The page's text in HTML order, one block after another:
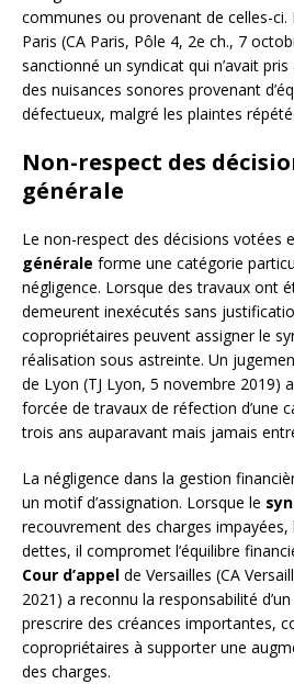
communes ou provenant de celles-ci.
Paris (CA Paris, Pôle 4, 2e ch., 7
sanctionné un syndicat qui n’avait
des nuisances sonores provenant
défectueux, malgré les plaintes
Non-respect des
générale
Le non-respect des décisions votées
générale forme une catégorie
négligence. Lorsque des travaux ont
demeurent inexécutés sans
copropriétaires peuvent assigner le
réalisation sous astreinte. Un
de Lyon (TJ Lyon, 5 novembre 2019)
forcée de travaux de réfection d’une
trois ans auparavant mais jamais
La négligence dans la gestion
un motif d’assignation. Lorsque le
recouvrement des charges impayées,
dettes, il compromet l’équilibre
Cour d’appel de Versailles (CA
2021) a reconnu la responsabilité
prescrire des créances importantes,
copropriétaires à supporter une
des charges.